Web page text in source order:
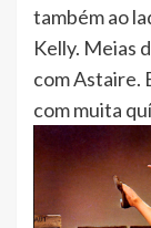
também ao
Kelly. Meias
com Astaire.
com muita